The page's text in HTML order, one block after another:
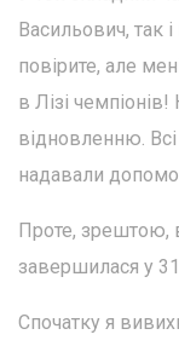
Васильович, так
повірите, але
в Лізі
відновленню.
надавали
Проте, зрештою,
завершилася у 31
Спочатку я